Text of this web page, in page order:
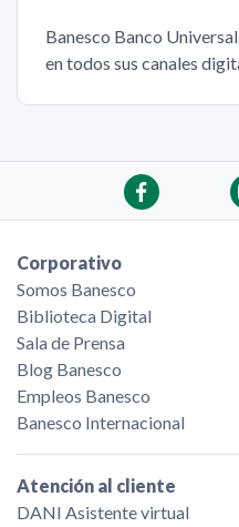
Banesco Banco
en todos sus canales
Corporativo
Somos Banesco
Biblioteca Digital
Sala de Prensa
Blog Banesco
Empleos Banesco
Banesco Internacional
Atención al cliente
DANI Asistente virtual